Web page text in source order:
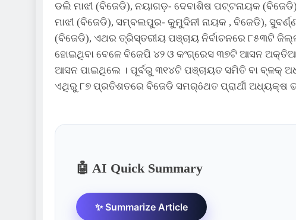
ଡଲି ମାଝୀ (ବିଜେଡି), ନୟାଗଡ଼- ଦେବାଶିଷ ପଟ୍ଟନାୟକ
ମାଝୀ (ବିଜେଡି), ସମ୍ବଲପୁର- କୁମୁଦିନୀ ନାୟକ , ବିଜେଡି),
(ବିଜେଡି), ଏଥର ତ୍ରିସ୍ତରୀୟ ପଞ୍ଚାୟ ନିର୍ବାଚନରେ ୮୫୩ଟି
ହୋଇଥିବା ବେଳେ ବିଜେପି ୪୨ ଓ କଂଗ୍ରେସ ୩୭ଟି ଆସନ
ଆସନ ପାଇଥିଲେ । ପୂର୍ବରୁ ୩୧୪ଟି ପଞ୍ଚାୟତ ସମିତି ବା ବ୍ଳକ୍
ଏଥିରୁ ୮୭ ପ୍ରତିଶତରେ ବିଜେଡି ସମର୍ôଥତ ପ୍ରାର୍ଥୀ ଅଧ୍ୟକ୍ଷ
🤖 AI Quick Summary
✨ Summarize Article